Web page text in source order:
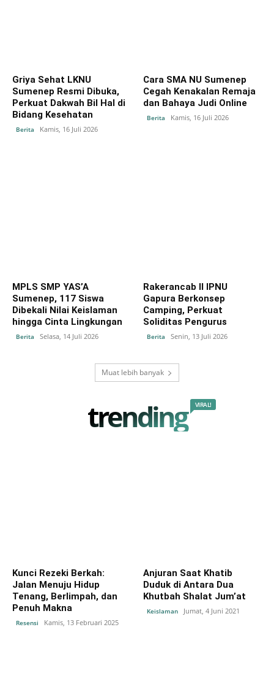
Griya Sehat LKNU
Sumenep Resmi Dibuka,
Perkuat Dakwah Bil Hal di
Bidang Kesehatan
Berita Kamis, 16 Juli 2026
Cara SMA NU Sumenep
Cegah Kenakalan Remaja
dan Bahaya Judi Online
Berita Kamis, 16 Juli 2026
MPLS SMP YAS’A
Sumenep, 117 Siswa
Dibekali Nilai Keislaman
hingga Cinta Lingkungan
Berita Selasa, 14 Juli 2026
Rakerancab II IPNU
Gapura Berkonsep
Camping, Perkuat
Soliditas Pengurus
Berita Senin, 13 Juli 2026
Muat lebih banyak
trending VIRAL!
Kunci Rezeki Berkah:
Jalan Menuju Hidup
Tenang, Berlimpah, dan
Penuh Makna
Resensi Kamis, 13 Februari 2025
Anjuran Saat Khatib
Duduk di Antara Dua
Khutbah Shalat Jum’at
Keislaman Jumat, 4 Juni 2021